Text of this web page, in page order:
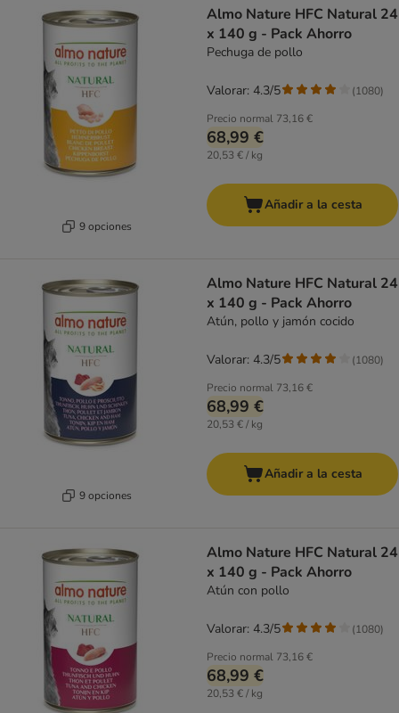
9 opciones
Almo Nature HFC Natural 24
x 140 g - Pack Ahorro
Pechuga de pollo
Precio normal 73,16 €
68,99 €
20,53 € / kg
Valorar: 4.3/5 (1080)
Añadir a la cesta
9 opciones
Almo Nature HFC Natural 24
x 140 g - Pack Ahorro
Atún, pollo y jamón cocido
Precio normal 73,16 €
68,99 €
20,53 € / kg
Valorar: 4.3/5 (1080)
Añadir a la cesta
Almo Nature HFC Natural 24
x 140 g - Pack Ahorro
Atún con pollo
Precio normal 73,16 €
68,99 €
20,53 € / kg
Valorar: 4.3/5 (1080)